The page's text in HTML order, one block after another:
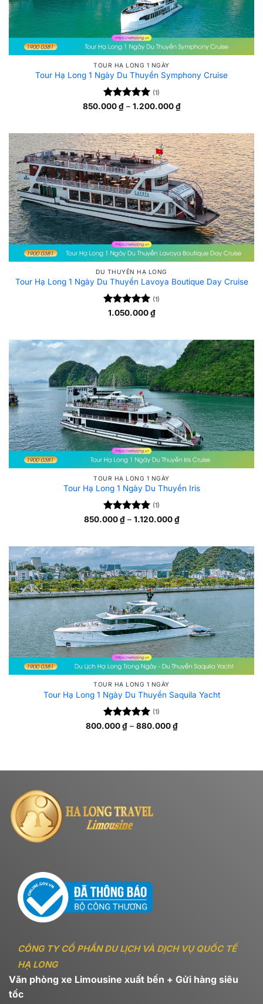
TOUR HẠ LONG 1 NGÀY
Tour Hạ Long 1 Ngày Du Thuyền Symphony Cruise
Được xếp
(1)
850.000₫ – 1.200.000₫Khoảng
giá:
đến
1.200.000 ₫
DU THUYỀN HẠ LONG
Tour Hạ Long 1 Ngày Du Thuyền Lavoya Boutique Day Cruise
Được xếp
(1)
1.050.000₫
TOUR HẠ LONG 1 NGÀY
Tour Hạ Long 1 Ngày Du Thuyền Iris
Được xếp
(1)
850.000₫ – 1.120.000₫Khoảng
giá:
đến
1.120.000 ₫
TOUR HẠ LONG 1 NGÀY
Tour Hạ Long 1 Ngày Du Thuyền Saquila Yacht
Được xếp
(1)
800.000₫ – 880.000₫Khoảng
giá:
CÔNG TY CỔ PHẦN DU LỊCH VÀ DỊCH VỤ QUỐC TẾ
HẠ LONG
Văn phòng xe Limousine xuất bến + Gửi hàng siêu
tốc